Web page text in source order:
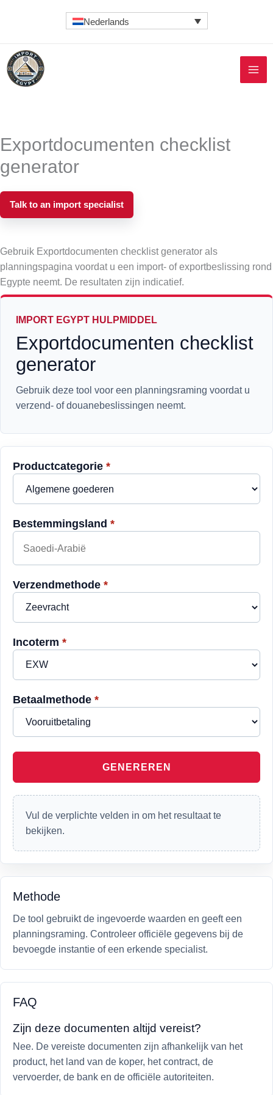
inhoud
Nederlands
Exportdocumenten checklist
generator
Talk to an import specialist
Gebruik Exportdocumenten checklist generator als
planningspagina voordat u een import- of exportbeslissing rond
Egypte neemt. De resultaten zijn indicatief.
IMPORT EGYPT HULPMIDDEL
Exportdocumenten checklist
generator
Gebruik deze tool voor een planningsraming voordat u
verzend- of douanebeslissingen neemt.
Productcategorie *
Bestemmingsland *
Verzendmethode *
Incoterm *
Betaalmethode *
GENEREREN
Vul de verplichte velden in om het resultaat te
bekijken.
Methode
De tool gebruikt de ingevoerde waarden en geeft een
planningsraming. Controleer officiële gegevens bij de
bevoegde instantie of een erkende specialist.
FAQ
Zijn deze documenten altijd vereist?
Nee. De vereiste documenten zijn afhankelijk van het
product, het land van de koper, het contract, de
vervoerder, de bank en de officiële autoriteiten.